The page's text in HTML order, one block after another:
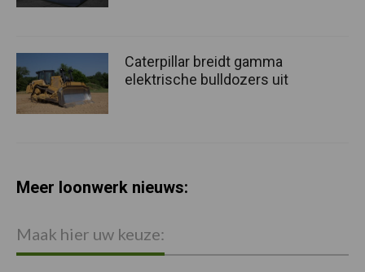
Caterpillar breidt gamma
elektrische bulldozers uit
Meer loonwerk nieuws:
Maak hier uw keuze: